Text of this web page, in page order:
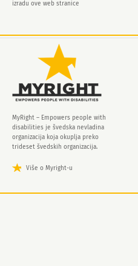
izradu ove web stranice
MyRight – Empowers people with
disabilities je švedska nevladina
organizacija koja okuplja preko
trideset švedskih organizacija.
Više o Myright-u